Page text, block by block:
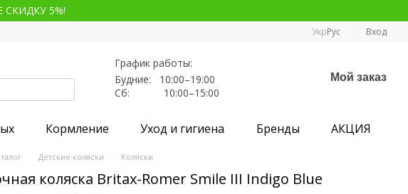
5%!
УкрРус Вход
График работы:
Будние: 10:00–19:00
Сб: 10:00–15:00
Мой заказ
Кормление Уход и гигиена Бренды АКЦИЯ
Детские коляски Коляски
коляска Britax-Romer Smile III Indigo Blue